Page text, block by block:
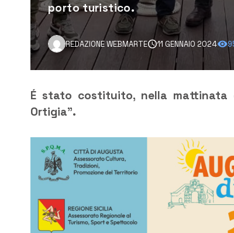
porto turistico.
REDAZIONE WEBMARTE 11 GENNAIO 2024
É stato costituito, nella mattinata
Ortigia”.